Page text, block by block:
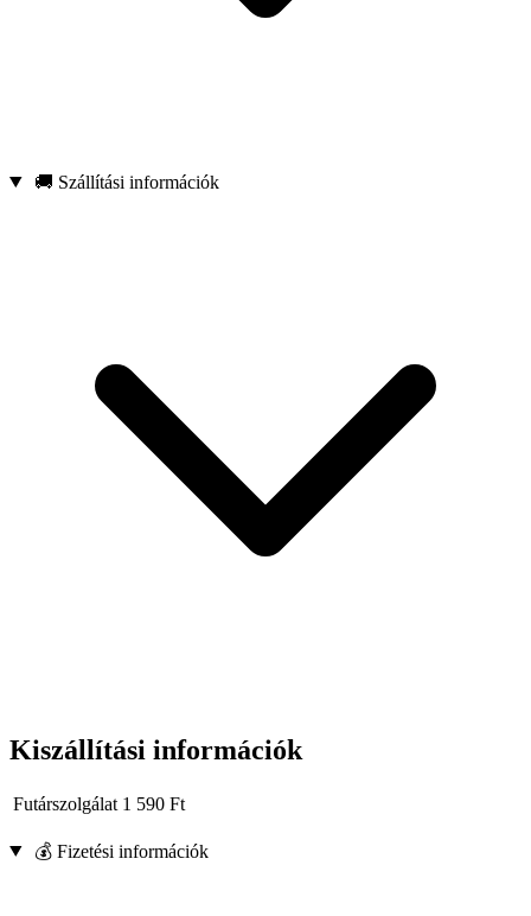
🚚 Szállítási információk
Kiszállítási információk
Futárszolgálat 1 590 Ft
💰 Fizetési információk